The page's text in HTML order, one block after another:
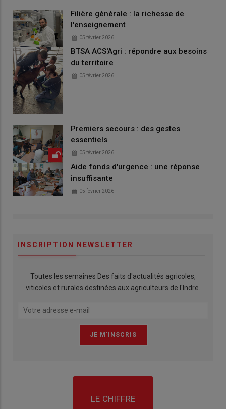
Filière générale : la richesse de
l'enseignement
05 février 2026
BTSA ACS'Agri : répondre aux besoins
du territoire
05 février 2026
Premiers secours : des gestes
essentiels
05 février 2026
Aide fonds d'urgence : une réponse
insuffisante
05 février 2026
INSCRIPTION NEWSLETTER
Toutes les semaines Des faits d'actualités agricoles,
viticoles et rurales destinées aux agriculteurs de l'Indre.
LE CHIFFRE